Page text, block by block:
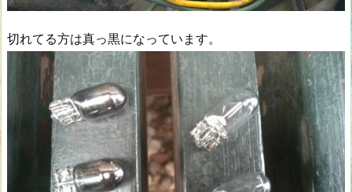
切れてる方は真っ黒になっています。